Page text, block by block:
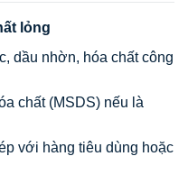
lỏng
dầu nhờn, hóa chất công
chất (MSDS) nếu là
với hàng tiêu dùng hoặc